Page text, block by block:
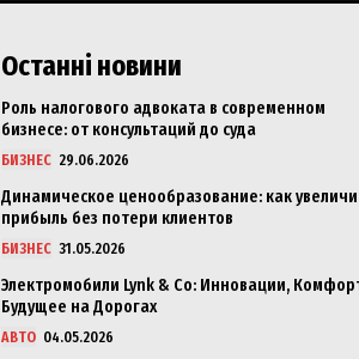
Останні новини
Роль налогового адвоката в современном
бизнесе: от консультаций до суда
БИЗНЕС 29.06.2026
Динамическое ценообразование: как
прибыль без потери клиентов
БИЗНЕС 31.05.2026
Электромобили Lynk & Co: Инновации,
Будущее на Дорогах
АВТО 04.05.2026